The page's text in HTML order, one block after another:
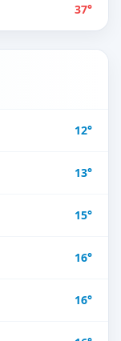
37°
12°
13°
15°
16°
16°